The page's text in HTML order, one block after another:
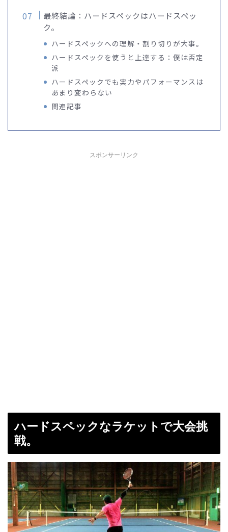
最終結論：ハードスペックはハードスペッ
ク。
ハードスペックへの理解・割り切りが大事。
ハードスペックを使うと上達する：僕は否定
派
ハードスペックでも実力やパフォーマンスは
あまり変わらない
関連記事
スポンサーリンク
ハードスペックなラケットで大会挑
戦。